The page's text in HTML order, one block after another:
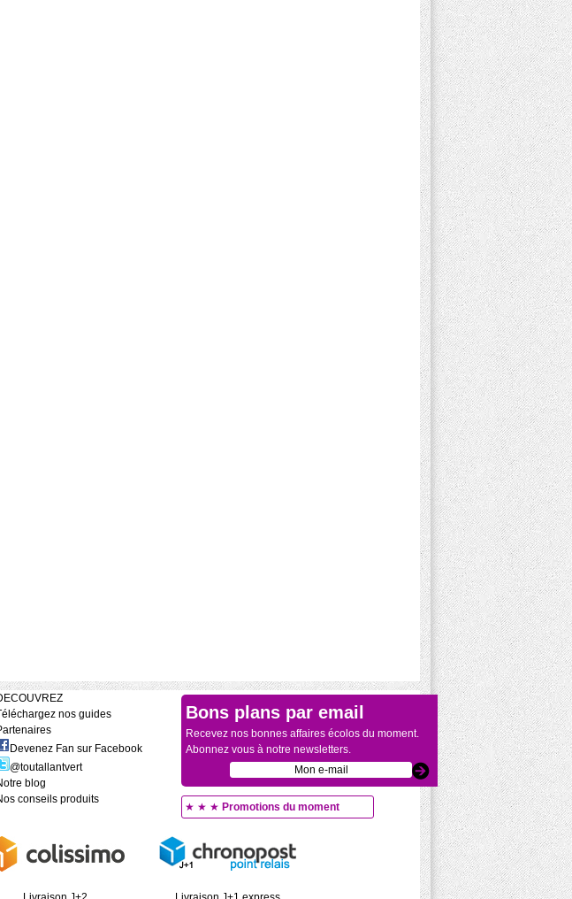
nos guides
Devenez Fan sur Facebook
@toutallantvert
blog
conseils produits
Bons plans par email
Recevez nos bonnes affaires écolos du moment.
Abonnez vous à notre newsletters.
★ ★ ★ Promotions du moment